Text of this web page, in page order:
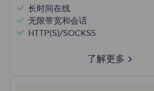
长时间在线
无限带宽和会话
HTTP(S)/SOCKS5
了解更多